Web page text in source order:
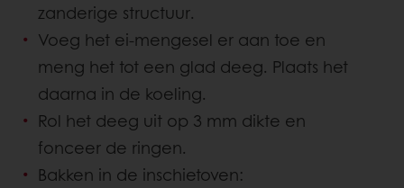
zanderige structuur.
Voeg het ei-mengesel er aan toe en
meng het tot een glad deeg. Plaats het
daarna in de koeling.
Rol het deeg uit op 3 mm dikte en
fonceer de ringen.
Bakken in de inschietoven: